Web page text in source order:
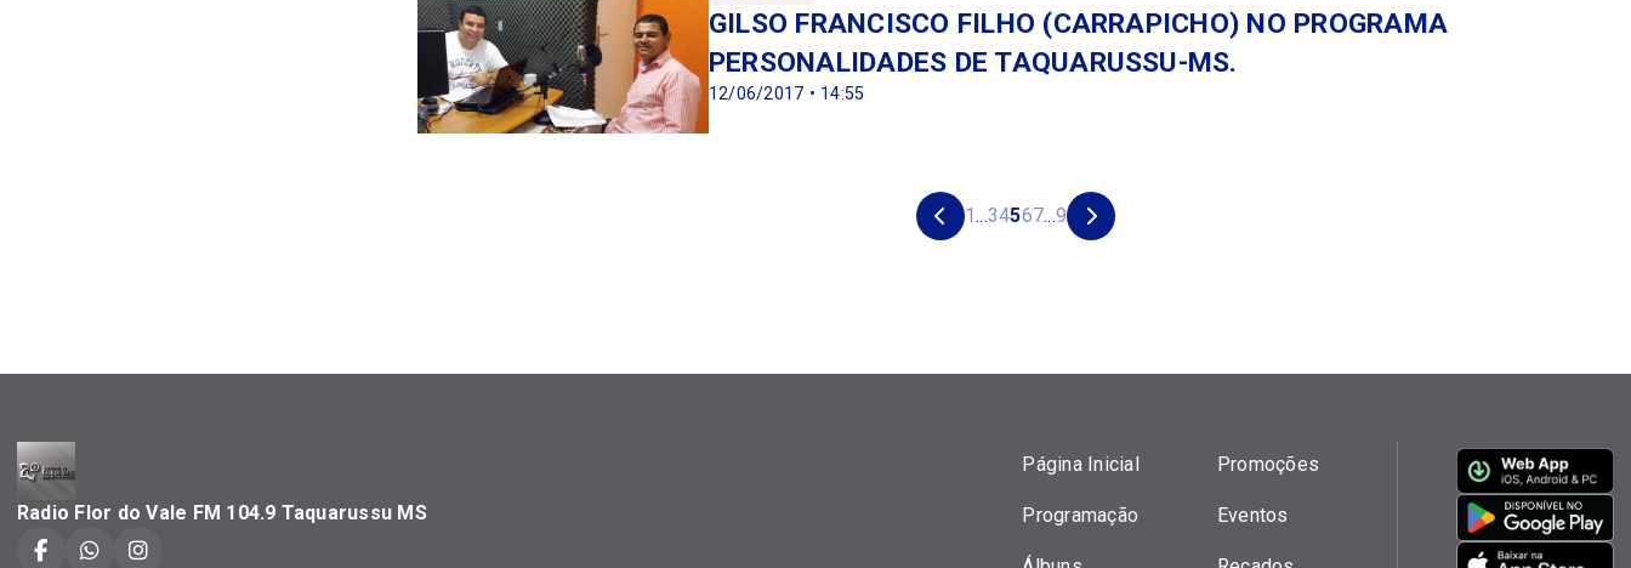
12/06/2017 • 14:55
GILSO FRANCISCO FILHO (CARRAPICHO) NO PROGRAMA
PERSONALIDADES DE TAQUARUSSU-MS.
1...34567...9
Radio Flor do Vale FM 104.9 Taquarussu MS
Página Inicial
Programação
Promoções
Eventos